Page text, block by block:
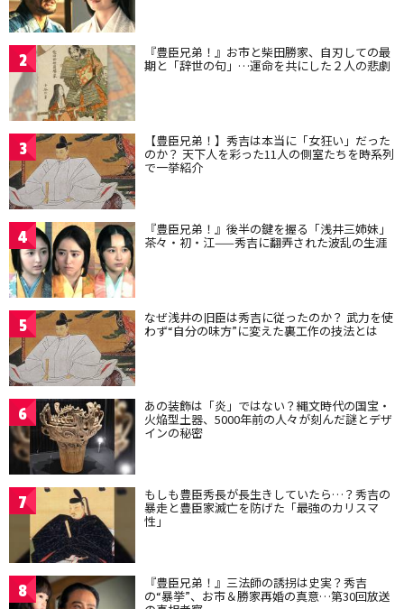
2 『豊臣兄弟！』お市と柴田勝家、自刃しての最
期と「辞世の句」…運命を共にした２人の悲劇
3 【豊臣兄弟！】秀吉は本当に「女狂い」だった
のか？ 天下人を彩った11人の側室たちを時系列
で一挙紹介
4 『豊臣兄弟！』後半の鍵を握る「浅井三姉妹」
茶々・初・江——秀吉に翻弄された波乱の生涯
5 なぜ浅井の旧臣は秀吉に従ったのか？ 武力を使
わず“自分の味方”に変えた裏工作の技法とは
6 あの装飾は「炎」ではない？縄文時代の国宝・
火焔型土器、5000年前の人々が刻んだ謎とデザ
インの秘密
7 もしも豊臣秀長が長生きしていたら…？秀吉の
暴走と豊臣家滅亡を防げた「最強のカリスマ
性」
8 『豊臣兄弟！』三法師の誘拐は史実？秀吉
の“暴挙”、お市＆勝家再婚の真意…第30回放送